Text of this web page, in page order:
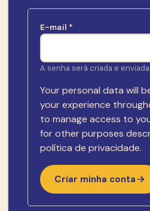
E-mail *
A senha será criada e
Your personal data will
your experience
to manage access to
for other purposes
política de privacidade.
Criar minha conta